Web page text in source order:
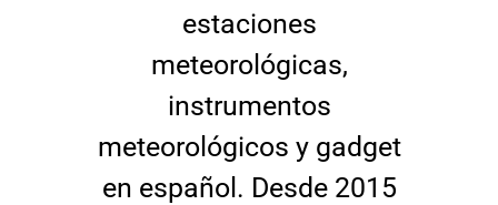
estaciones
meteorológicas,
instrumentos
meteorológicos y gadget
en español. Desde 2015